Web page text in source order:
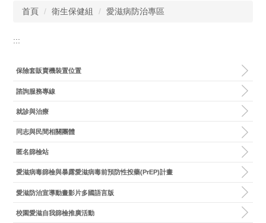
衛生保健組
首頁 衛生保健組 愛滋病防治專區
:::
保險套販賣機裝置位置
諮詢服務專線
就診與治療
同志與民間相關團體
匿名篩檢站
愛滋病毒篩檢與暴露愛滋病毒前預防性投藥(PrEP)計畫
愛滋防治宣導動畫影片多國語言版
校園愛滋自我篩檢推廣活動